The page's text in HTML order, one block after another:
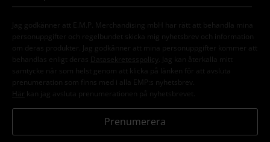
Jag godkänner att E.M.P. Merchandising mbH har rätt att behandla mina
personuppgifter och regelbundet skicka mig nyhetsbrev och information
om deras produkter. Jag godkänner att mina personuppgifter kommer att
behandlas enligt deras
Datasekretesspolicy
. Jag kan återkalla mitt
samtycke när som helst genom att klicka på länken för att avsluta
prenumeration som finns med i alla EMP:s nyhetsbrev.
Här kan jag avsluta prenumerationen på nyhetsbrevet.
Prenumerera